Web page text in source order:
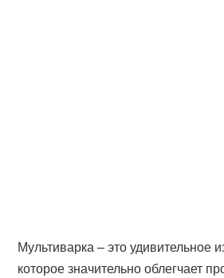
Мультиварка – это удивительное
которое значительно облегчает